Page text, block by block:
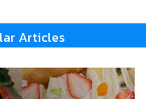
Articles